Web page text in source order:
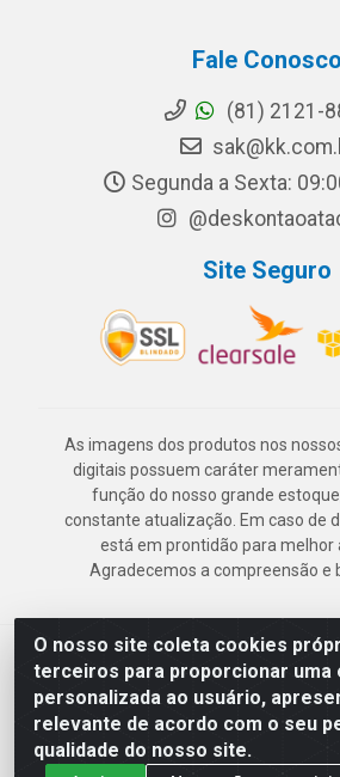
O nosso site coleta cookies
terceiros para proporcionar uma
personalizada ao usuário,
relevante de acordo com o seu
qualidade do nosso site.
Fale Conosco
(81) 2121-
Segunda a Sexta:
Site Seguro
As imagens dos produtos nos
digitais possuem caráter
função do nosso grande
constante atualização. Em caso de
está em prontidão para melhor
Agradecemos a compreensão e
Deskontão Atacado - Av. Marechal
Imbiribeira - Recife/PE - CEP 51.150-001 -
57